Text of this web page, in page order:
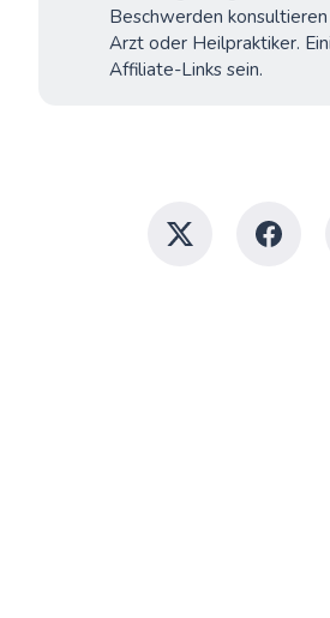
Beschwerden
Arzt oder Heilpraktiker.
Affiliate-Links sein.